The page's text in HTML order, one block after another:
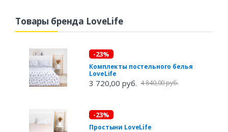
Товары бренда LoveLife
-23%
Комплекты постельного белья
LoveLife
3 720,00 руб. 4 840,00 руб.
-23%
Простыни LoveLife